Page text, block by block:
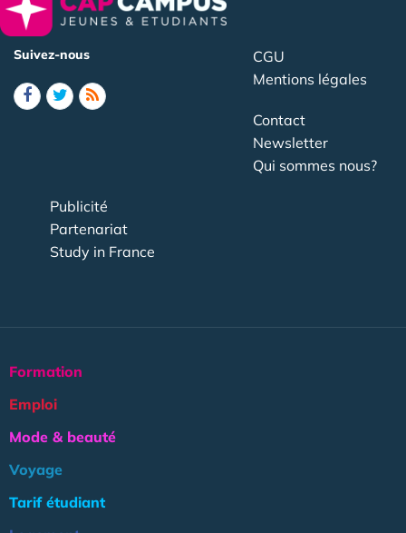
Suivez-nous
CGU
Mentions légales
Contact
Newsletter
Qui sommes nous?
Publicité
Partenariat
Study in France
Formation
Emploi
Mode & beauté
Voyage
Tarif étudiant